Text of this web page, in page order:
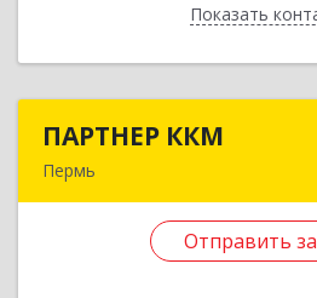
Показать
ПАРТНЕР ККМ
Пермь
Отправить